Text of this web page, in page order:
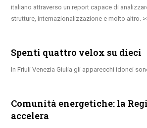
italiano attraverso un report capace di
strutture, internazionalizzazione e molto altro.
Spenti quattro velox su dieci
In Friuli Venezia Giulia gli apparecchi idonei
Comunità energetiche: la
accelera